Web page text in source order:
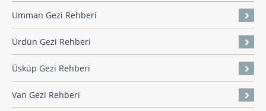
Umman Gezi Rehberi
Ürdün Gezi Rehberi
Üsküp Gezi Rehberi
Van Gezi Rehberi